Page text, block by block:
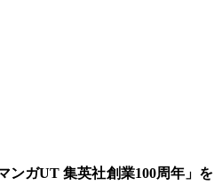
ガUT 集英社創業100周年」